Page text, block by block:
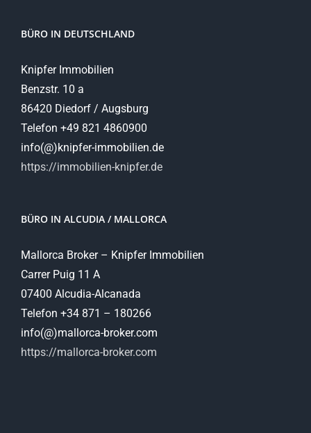
BÜRO IN DEUTSCHLAND
Knipfer Immobilien
Benzstr. 10 a
86420 Diedorf / Augsburg
Telefon +49 821 4860900
info(@)knipfer-immobilien.de
https://immobilien-knipfer.de
BÜRO IN ALCUDIA / MALLORCA
Mallorca Broker – Knipfer Immobilien
Carrer Puig 11 A
07400 Alcudia-Alcanada
Telefon +34 871 – 180266
info(@)mallorca-broker.com
https://mallorca-broker.com